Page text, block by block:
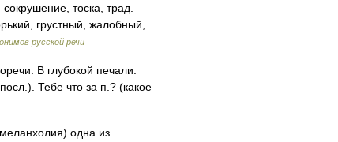
тоска, трад.
грустный, жалобный,
русской речи
В глубокой печали.
Тебе что за п.? (какое
одна из